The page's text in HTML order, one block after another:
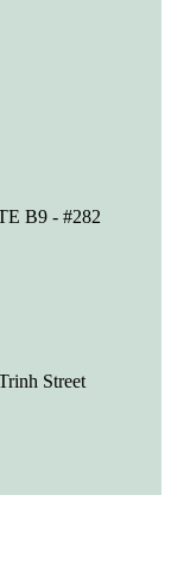
B9 - #282
Street